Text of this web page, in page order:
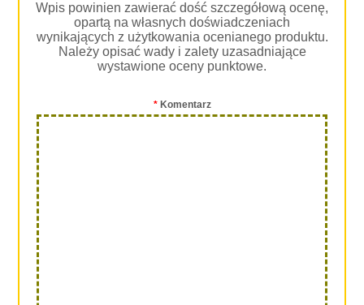
Wpis powinien zawierać dość szczegółową ocenę,
opartą na własnych doświadczeniach
wynikających z użytkowania ocenianego produktu.
Należy opisać wady i zalety uzasadniające
wystawione oceny punktowe.
*Komentarz